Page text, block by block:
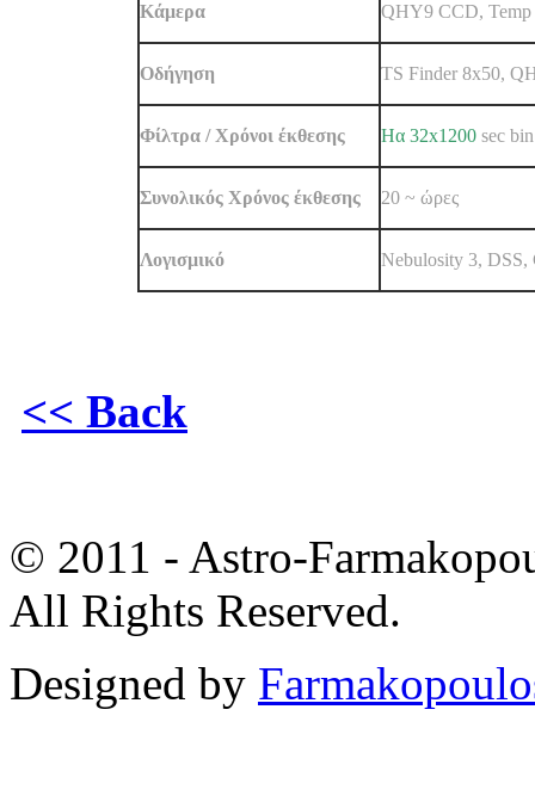
Κάμερα QHY9 CCD, Temp
Oδήγηση TS Finder 8x50,
Φίλτρα / Χρόνοι έκθεσης Hα 32x1200 sec
Συνολικός Χρόνος έκθεσης 20 ~ ώρες
Λογισμικό Nebulosity 3, DSS,
<< Back
© 2011 - Astro-
All Rights Reserved.
Designed by